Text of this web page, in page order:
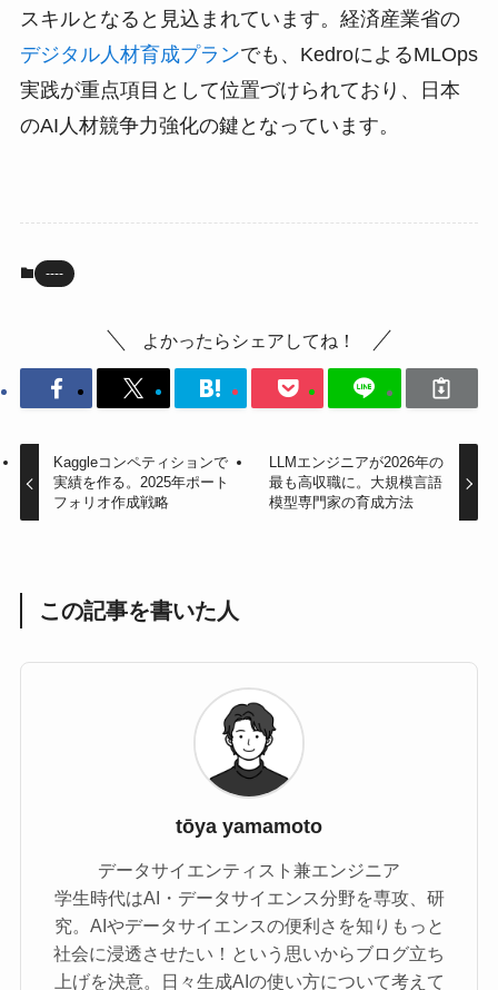
スキルとなると見込まれています。経済産業省の
デジタル人材育成プランでも、KedroによるMLOps
実践が重点項目として位置づけられており、日本
のAI人材競争力強化の鍵となっています。
----
よかったらシェアしてね！
Kaggleコンペティションで
実績を作る。2025年ポート
フォリオ作成戦略
LLMエンジニアが2026年の
最も高収職に。大規模言語
模型専門家の育成方法
この記事を書いた人
tōya yamamoto
データサイエンティスト兼エンジニア
学生時代はAI・データサイエンス分野を専攻、研
究。AIやデータサイエンスの便利さを知りもっと
社会に浸透させたい！という思いからブログ立ち
上げを決意。日々生成AIの使い方について考えて